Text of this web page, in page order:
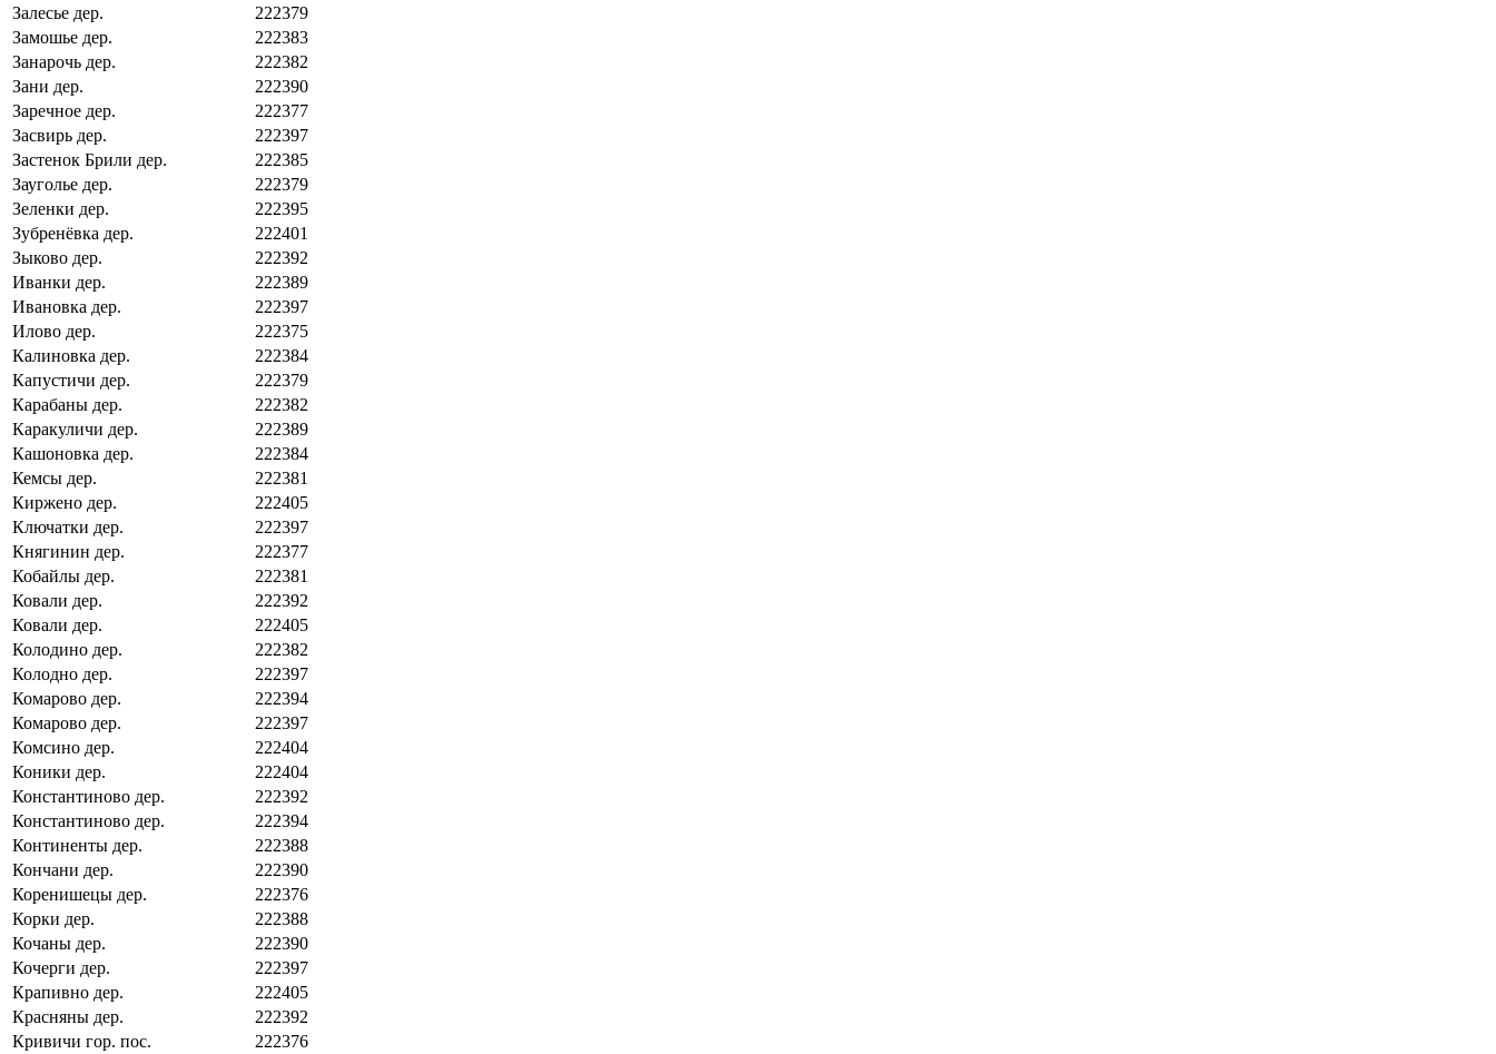
Залесье дер.
222379
Замошье дер.
222383
Занарочь дер.
222382
Зани дер.
222390
Заречное дер.
222377
Засвирь дер.
222397
Застенок Брили дер.
222385
Зауголье дер.
222379
Зеленки дер.
222395
Зубренёвка дер.
222401
Зыково дер.
222392
Иванки дер.
222389
Ивановка дер.
222397
Илово дер.
222375
Калиновка дер.
222384
Капустичи дер.
222379
Карабаны дер.
222382
Каракуличи дер.
222389
Кашоновка дер.
222384
Кемсы дер.
222381
Киржено дер.
222405
Ключатки дер.
222397
Княгинин дер.
222377
Кобайлы дер.
222381
Ковали дер.
222392
Ковали дер.
222405
Колодино дер.
222382
Колодно дер.
222397
Комарово дер.
222394
Комарово дер.
222397
Комсино дер.
222404
Коники дер.
222404
Константиново дер.
222392
Константиново дер.
222394
Континенты дер.
222388
Кончани дер.
222390
Коренишецы дер.
222376
Корки дер.
222388
Кочаны дер.
222390
Кочерги дер.
222397
Крапивно дер.
222405
Красняны дер.
222392
Кривичи гор. пос.
222376